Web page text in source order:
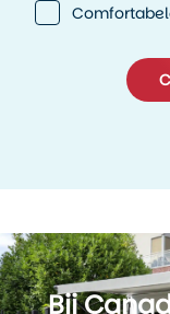
Voor wie is
De Harley
lange
met z’n
een stabiele
goed om te weten
adviseren daarom
motor bij je
Bij